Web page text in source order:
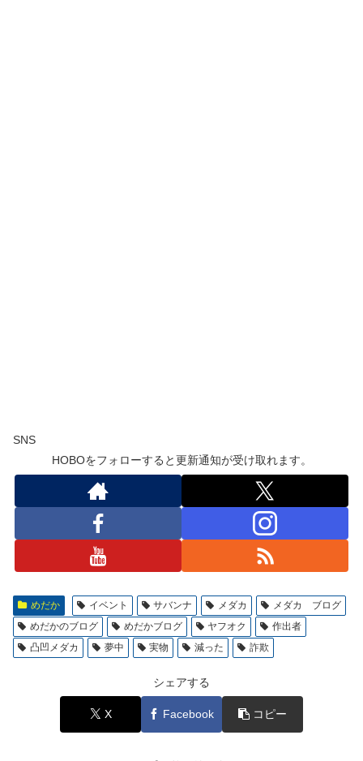
SNS
HOBOをフォローすると更新通知が受け取れます。
めだか イベント サバンナ メダカ
メダカ ブログ
めだかのブログ
めだかブログ ヤフオク
作出者
凸凹メダカ
夢中 実物 減った 詐欺
シェアする
X Facebook コピー